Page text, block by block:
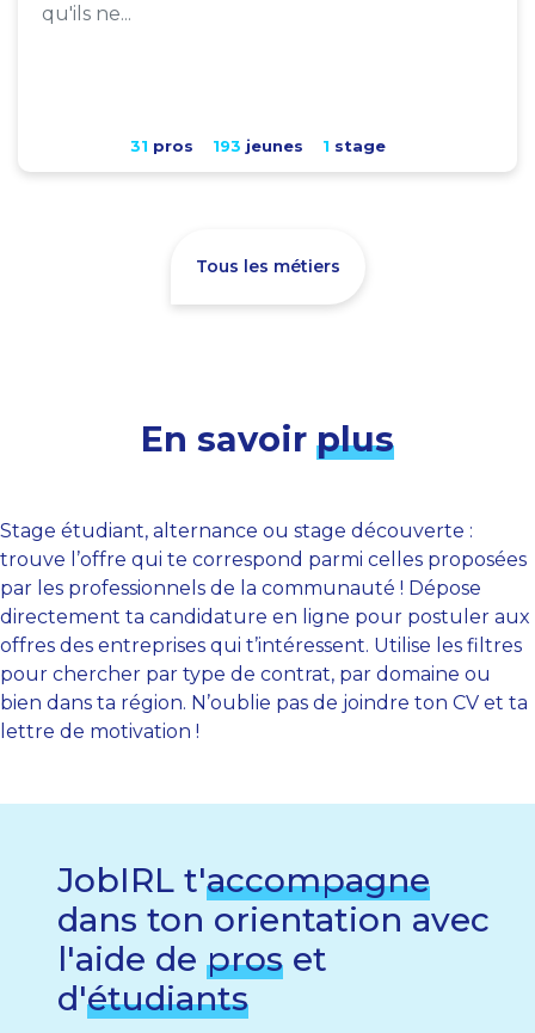
qu'ils ne...
31 pros 193 jeunes 1 stage
Tous les métiers
En savoir plus
Stage étudiant, alternance ou stage découverte :
trouve l’offre qui te correspond parmi celles proposées
par les professionnels de la communauté ! Dépose
directement ta candidature en ligne pour postuler aux
offres des entreprises qui t’intéressent. Utilise les filtres
pour chercher par type de contrat, par domaine ou
bien dans ta région. N’oublie pas de joindre ton CV et ta
lettre de motivation !
JobIRL t'accompagne
dans ton orientation avec
l'aide de pros et
d'étudiants